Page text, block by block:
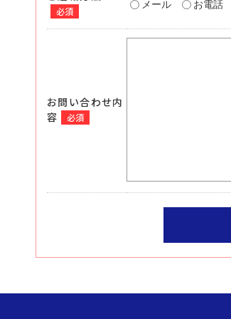
必須
メール お電話
お問い合わせ内
容
必須